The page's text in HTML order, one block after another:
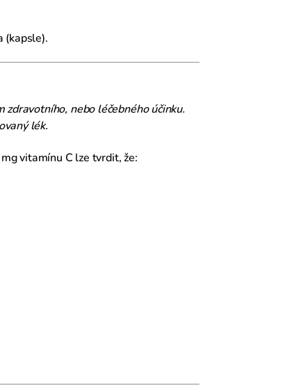
(kapsle).
nebo léčebného účinku.
lék.
vitamínu C lze tvrdit, že: